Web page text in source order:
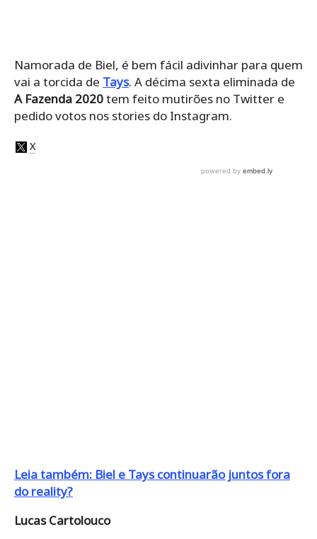
Namorada de Biel, é bem fácil adivinhar para quem
vai a torcida de Tays. A décima sexta eliminada de
A Fazenda 2020tem feito mutirões no Twitter e
pedido votos nos stories do Instagram.
Leia também: Biel e Tays continuarão juntos fora
do reality?
Lucas Cartolouco